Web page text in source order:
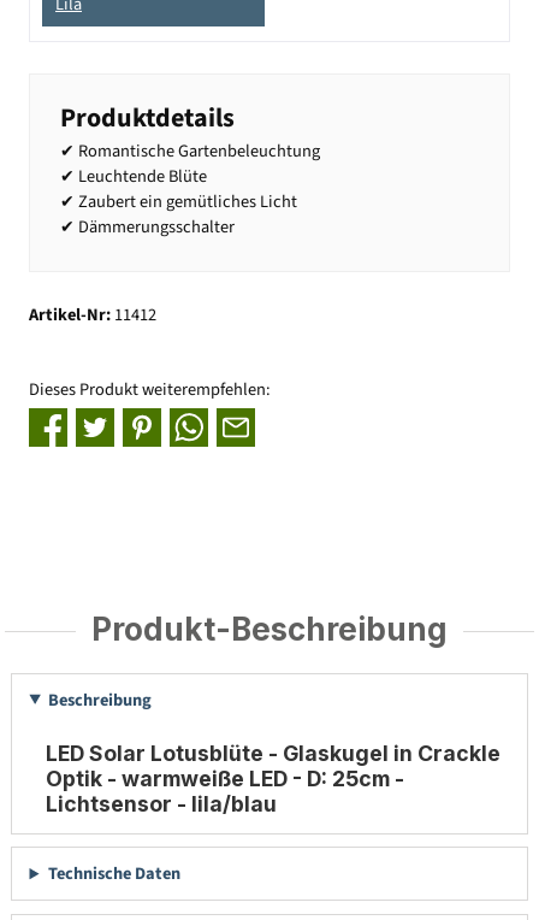
Produktdetails
✔ Romantische Gartenbeleuchtung
✔ Leuchtende Blüte
✔ Zaubert ein gemütliches Licht
✔ Dämmerungsschalter
Artikel-Nr:11412
Dieses Produkt weiterempfehlen:
Produkt-Beschreibung
Beschreibung
LED Solar Lotusblüte - Glaskugel in Crackle
Optik - warmweiße LED - D: 25cm -
Lichtsensor - lila/blau
Technische Daten